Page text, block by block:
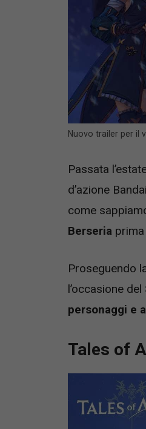
Nuovo trailer per il
Passata
d’azione
come
Berseria
Proseguendo
l’occasione
personaggi e
Tales of